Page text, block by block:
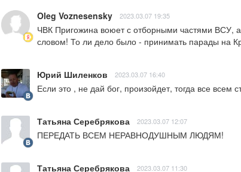
Oleg Voznesensky 2023.03.07 19:35
ЧВК Пригожина воюет с отборными частями ВСУ,
словом! То ли дело было - принимать парады на
Юрий Шиленков 2023.03.07 16:40
Если это , не дай бог, произойдет, тогда все всем
Татьяна Серебрякова 2023.03.07 12:07
ПЕРЕДАТЬ ВСЕМ НЕРАВНОДУШНЫМ ЛЮДЯМ!
Татьяна Серебрякова 2023.03.07 11:30